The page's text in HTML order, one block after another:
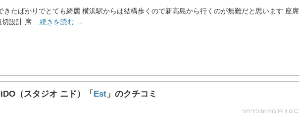
きたばかりでとても綺麗 横浜駅からは結構歩くので新高島から行くのが無難だと思います 座席
設計 席 ... 続きを読む →
（スタジオ ニド）「 Est 」のクチコミ